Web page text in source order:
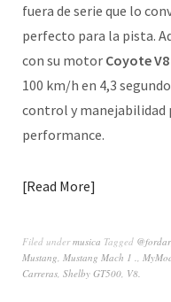
fuera de serie que lo
perfecto para la pista.
con su motor Coyote V8
100 km/h en 4,3
control y manejabilidad
performance.
Read More
Filed undermusica Tagged
Mustang Mustang Mach 1 .
Carreras Shelby GT500 V8.